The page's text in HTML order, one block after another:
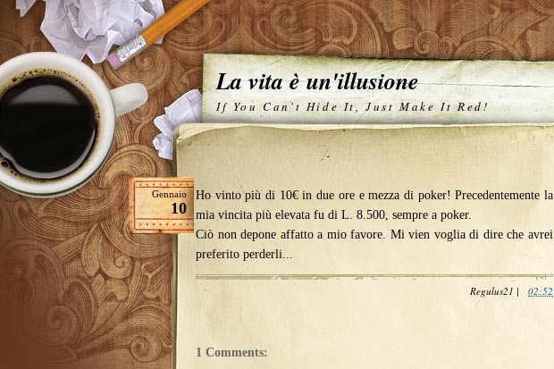
La vita è un'illusione
If You Can't Hide It, Just Make It Red!
Gennaio
10
Ho vinto più di 10€ in due ore e mezza di poker! Precedentemente la
mia vincita più elevata fu di L. 8.500, sempre a poker.
Ciò non depone affatto a mio favore. Mi vien voglia di dire che avrei
preferito perderli...
Regulus21 | 02:52
1 Comments: